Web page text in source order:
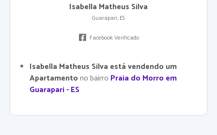
Isabella Matheus Silva
Guarapari, ES
Facebook Verificado
Isabella Matheus Silva está vendendo um
Apartamentono bairro Praia do Morro em
Guarapari - ES